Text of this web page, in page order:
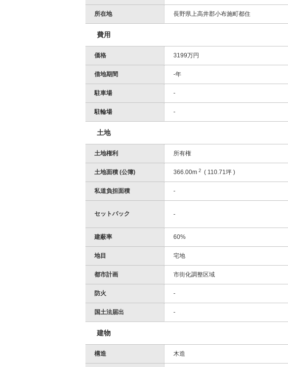
所在地 長野県上高井郡小布施町都住
費用
価格 3199万円
借地期間 -年
駐車場 -
駐輪場 -
土地
土地権利 所有権
土地面積 (公簿) 366.00m 2 ( 110.71坪 )
私道負担面積 -
セットバック -
建蔽率 60%
地目 宅地
都市計画 市街化調整区域
防火 -
国土法届出 -
建物
構造 木造